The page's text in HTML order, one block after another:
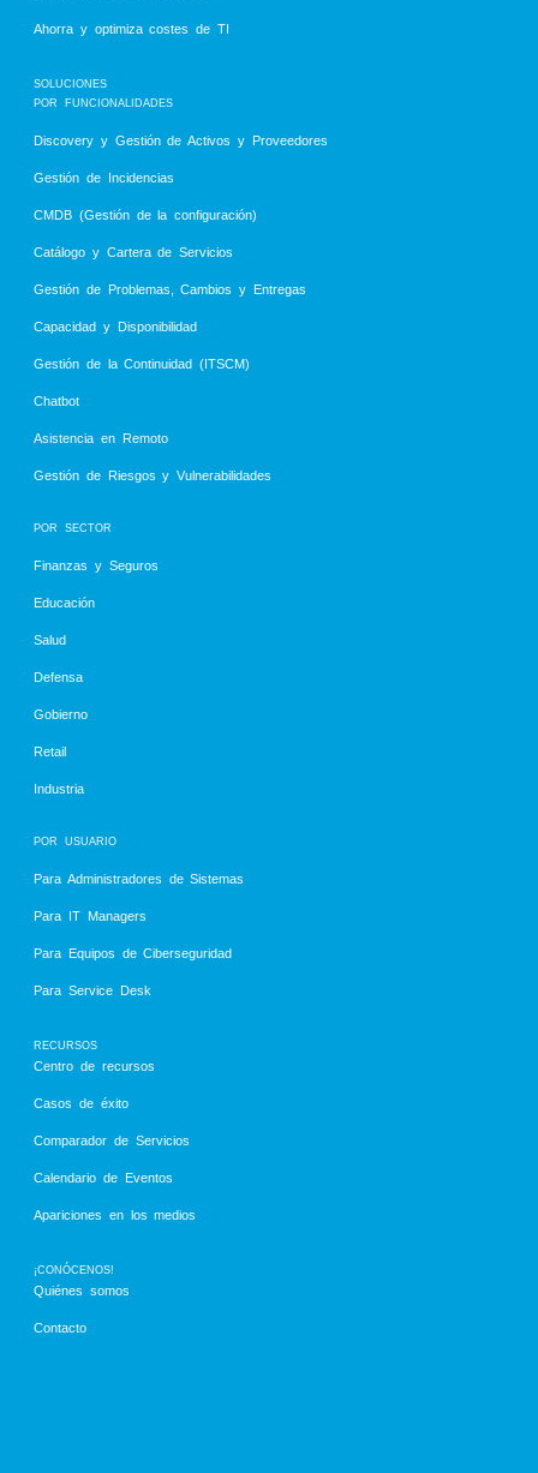
Ahorra y optimiza costes de TI
SOLUCIONES
POR FUNCIONALIDADES
Discovery y Gestión de Activos y Proveedores
Gestión de Incidencias
CMDB (Gestión de la configuración)
Catálogo y Cartera de Servicios
Gestión de Problemas, Cambios y Entregas
Capacidad y Disponibilidad
Gestión de la Continuidad (ITSCM)
Chatbot
Asistencia en Remoto
Gestión de Riesgos y Vulnerabilidades
POR SECTOR
Finanzas y Seguros
Educación
Salud
Defensa
Gobierno
Retail
Industria
POR USUARIO
Para Administradores de Sistemas
Para IT Managers
Para Equipos de Ciberseguridad
Para Service Desk
RECURSOS
Centro de recursos
Casos de éxito
Comparador de Servicios
Calendario de Eventos
Apariciones en los medios
¡CONÓCENOS!
Quiénes somos
Contacto